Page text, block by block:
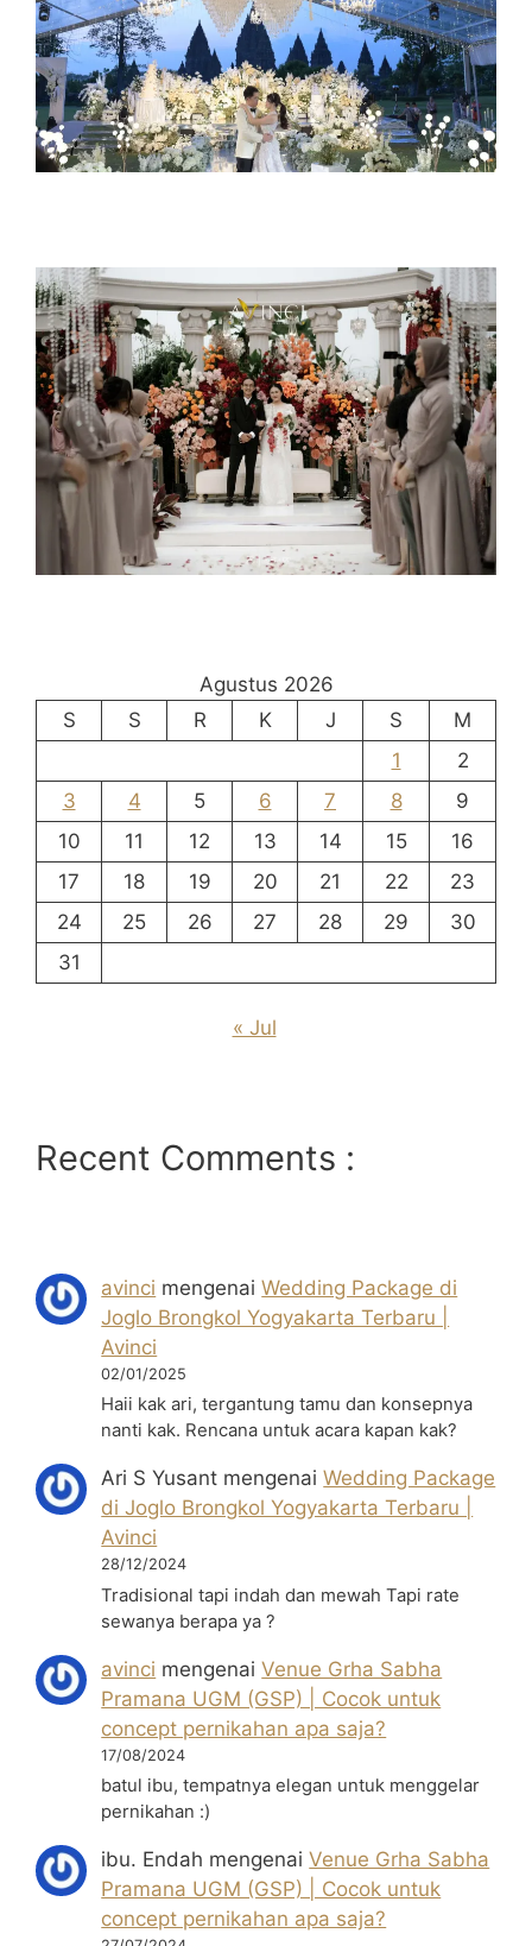
Agustus 2026
S
S R K J S
M
1
2
3
4 5 6 7 8
9
10
11 12 13 14 15
16
17
18 19 20 21 22
23
24
25 26 27 28 29
30
31
« Jul
Recent Comments :
avinci mengenaiWedding Package di
Joglo Brongkol Yogyakarta Terbaru |
Avinci
02/01/2025
Haii kak ari, tergantung tamu dan konsepnya
nanti kak. Rencana untuk acara kapan kak?
Ari S Yusant mengenaiWedding Package
di Joglo Brongkol Yogyakarta Terbaru |
Avinci
28/12/2024
Tradisional tapi indah dan mewah Tapi rate
sewanya berapa ya ?
avinci mengenaiVenue Grha Sabha
Pramana UGM (GSP) | Cocok untuk
concept pernikahan apa saja?
17/08/2024
batul ibu, tempatnya elegan untuk menggelar
pernikahan :)
ibu. Endah mengenaiVenue Grha Sabha
Pramana UGM (GSP) | Cocok untuk
concept pernikahan apa saja?